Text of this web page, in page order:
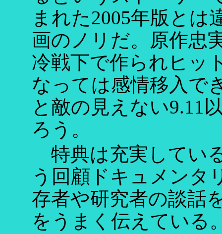
まれた2005年版とは
画のノリだ。原作忠
冷戦下で作られヒッ
なっては感情移入で
と敵の見えない9.11
ろう。
特典は充実してい
う回顧ドキュメンタ
存者や研究者の談話
をうまく伝えている